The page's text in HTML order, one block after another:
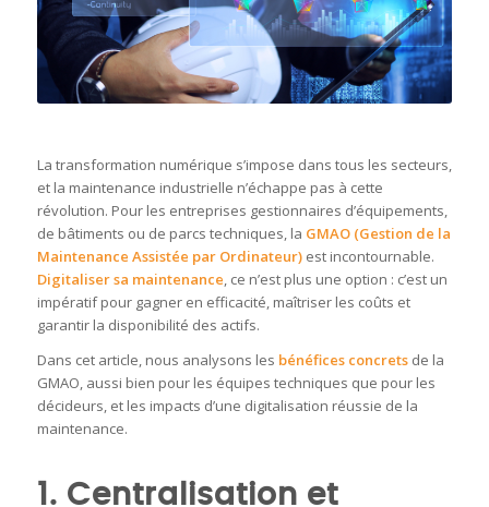
La transformation numérique s’impose dans tous les secteurs,
et la maintenance industrielle n’échappe pas à cette
révolution. Pour les entreprises gestionnaires d’équipements,
de bâtiments ou de parcs techniques, la GMAO (Gestion de la
Maintenance Assistée par Ordinateur)est incontournable.
Digitaliser sa maintenance, ce n’est plus une option : c’est un
impératif pour gagner en efficacité, maîtriser les coûts et
garantir la disponibilité des actifs.
Dans cet article, nous analysons les bénéfices concretsde la
GMAO, aussi bien pour les équipes techniques que pour les
décideurs, et les impacts d’une digitalisation réussie de la
maintenance.
1. Centralisation et